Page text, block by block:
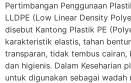
Pertimbangan Penggunaan
LLDPE (Low Linear Density
disebut Kantong Plastik PE
karakteristik elastis, tahan
transparan, tidak tembus cairan,
dan higienis. Dalam Keseharian
untuk digunakan sebagai wadah